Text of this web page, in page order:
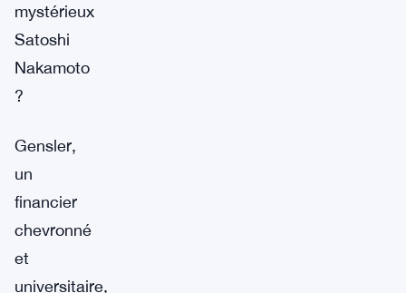
mystérieux
Satoshi
Nakamoto
?
Gensler,
un
financier
chevronné
et
universitaire,